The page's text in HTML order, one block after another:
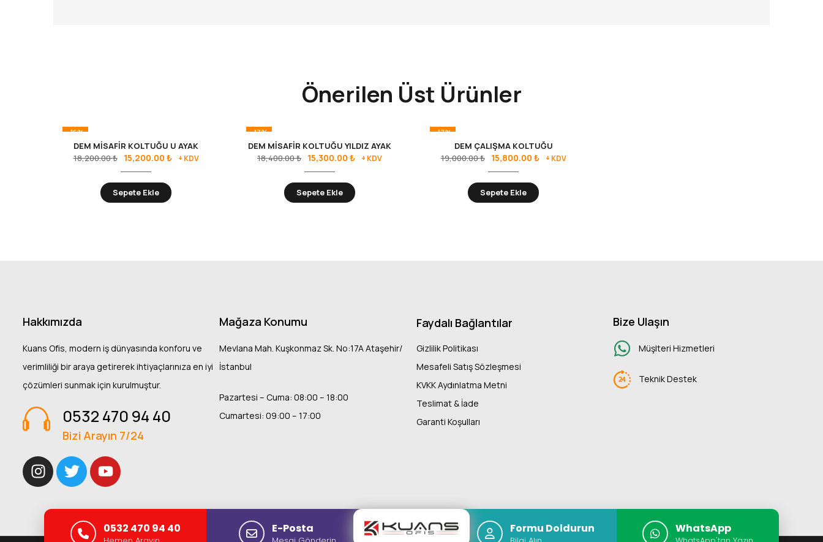
Önerilen Üst Ürünler
-16%
DEM MİSAFİR KOLTUĞU U AYAK
18,200.00₺ 15,200.00 ₺ + KDV
Sepete Ekle
-17%
DEM MİSAFİR KOLTUĞU YILDIZ AYAK
18,400.00₺ 15,300.00 ₺ + KDV
Sepete Ekle
-17%
DEM ÇALIŞMA KOLTUĞU
19,000.00₺ 15,800.00 ₺ + KDV
Sepete Ekle
Hakkımızda
Kuans Ofis, modern iş dünyasında konforu ve
verimliliği bir araya getirerek ihtiyaçlarınıza en iyi
çözümleri sunmak için kurulmuştur.
0532 470 94 40
Bizi Arayın 7/24
Mağaza Konumu
Mevlana Mah. Kuşkonmaz Sk. No:17A Ataşehir/
İstanbul
Pazartesi – Cuma: 08:00 – 18:00
Cumartesi: 09:00 – 17:00
Faydalı Bağlantılar
Gizlilik Politikası
Mesafeli Satış Sözleşmesi
KVKK Aydınlatma Metni
Teslimat & İade
Garanti Koşulları
Bize Ulaşın
Müşlteri Hizmetleri
Teknik Destek
0532 470 94 40 E-Posta Formu Doldurun WhatsApp